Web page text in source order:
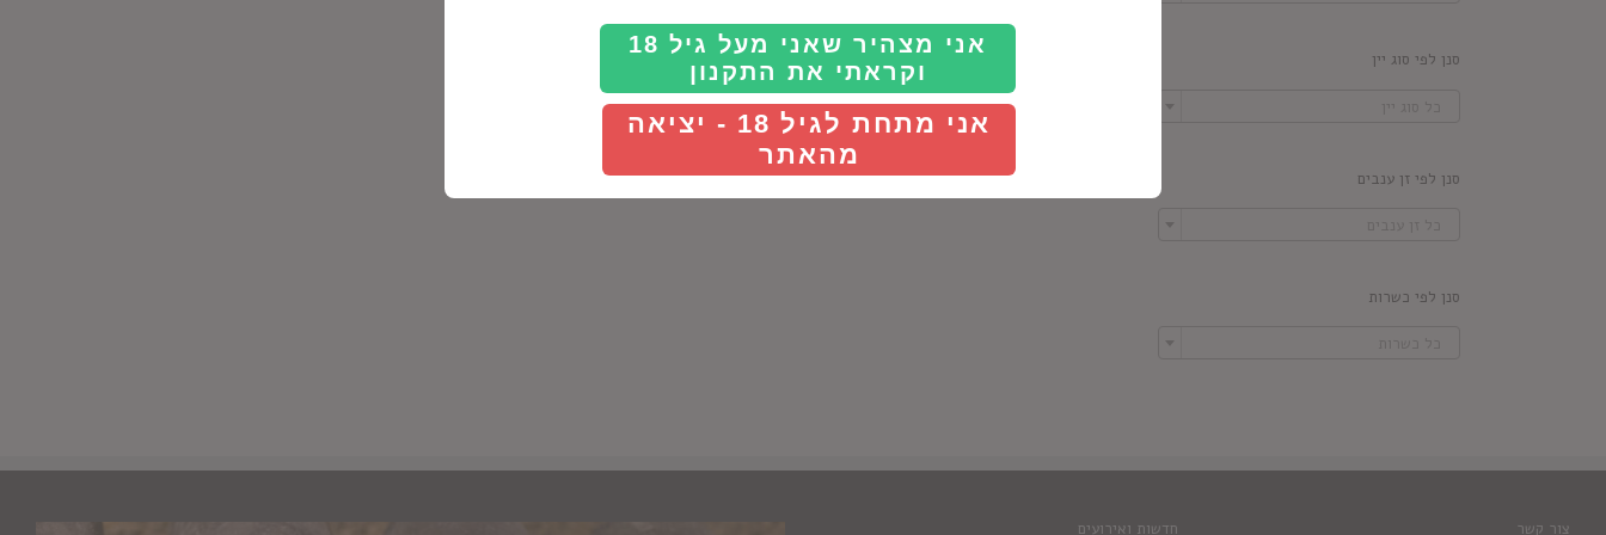
Details
Details
סנן לפי סוג יין
סנן לפי זן ענבים
סנן לפי כשרות
צור קשר חדשות ואירועים
אני מצהיר שאני מעל גיל 18
וקראתי את התקנון
אני מתחת לגיל 18 - יציאה
מהאתר